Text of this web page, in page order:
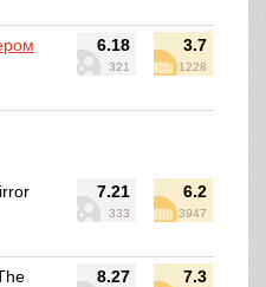
6.18
321
3.7
1228
7.21
333
6.2
3947
8.27 7.3